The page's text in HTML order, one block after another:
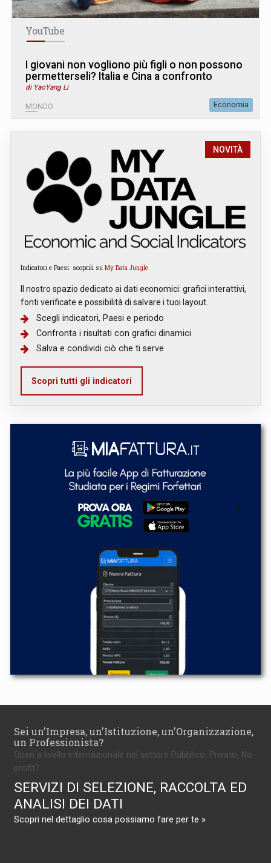
YouTube
I giovani non vogliono più figli o non possono
permetterseli? Italia e Cina a confronto
di YaoYang Li
MONDO Economia
NOVITÀ
Indicatori e Paesi: scoprili su My Data Jungle
Il nostro spazio dedicato ai dati economici: grafici interattivi,
fonti verificate e possibilità di salvare i tuoi layout.
Scegli indicatori, Paesi e periodo
Confronta i risultati con grafici dinamici
Salva e condividi ciò che ti serve
Scopri tutti gli indicatori
Sei un'Impresa, un'Istituzione, un'Organizzazione,
un Professionista?
Operi a livello internazionale nel settore Pubblico, Privato, No-
profit?
SERVIZI DI SELEZIONE, RACCOLTA ED
ANALISI DEI DATI
Scopri nel dettaglio cosa possiamo fare per te »